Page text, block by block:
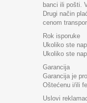
banci ili pošti.
Drugi način
cenom
Rok isporuke
Ukoliko ste
Ukoliko ste
Garancija
Garancija je
Oštećenu i/ili
Uslovi